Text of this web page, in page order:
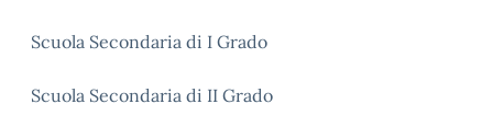
Scuola Secondaria di I Grado
Scuola Secondaria di II Grado